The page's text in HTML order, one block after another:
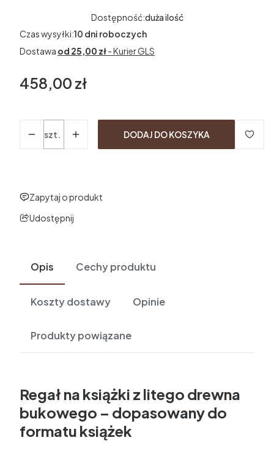
Dostępność:duża ilość
Czas wysyłki:10 dni roboczych
Dostawa od 25,00 zł- Kurier GLS
Cena
458,00 zł
szt.
DODAJ DO KOSZYKA
Zapytaj o produkt
Udostępnij
Opis Cechy produktu
Koszty dostawy Opinie
Produkty powiązane
Regał na książki z litego drewna
bukowego – dopasowany do
formatu książek